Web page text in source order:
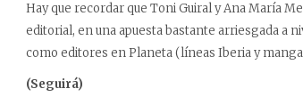
Hay que recordar que Toni Guiral y Ana María
editorial, en una apuesta bastante arriesgada a
como editores en Planeta (líneas Iberia y
(Seguirá)